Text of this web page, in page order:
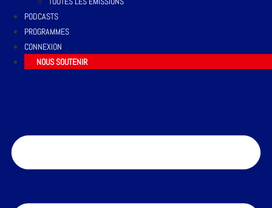
PODCASTS
PROGRAMMES
CONNEXION
NOUS SOUTENIR